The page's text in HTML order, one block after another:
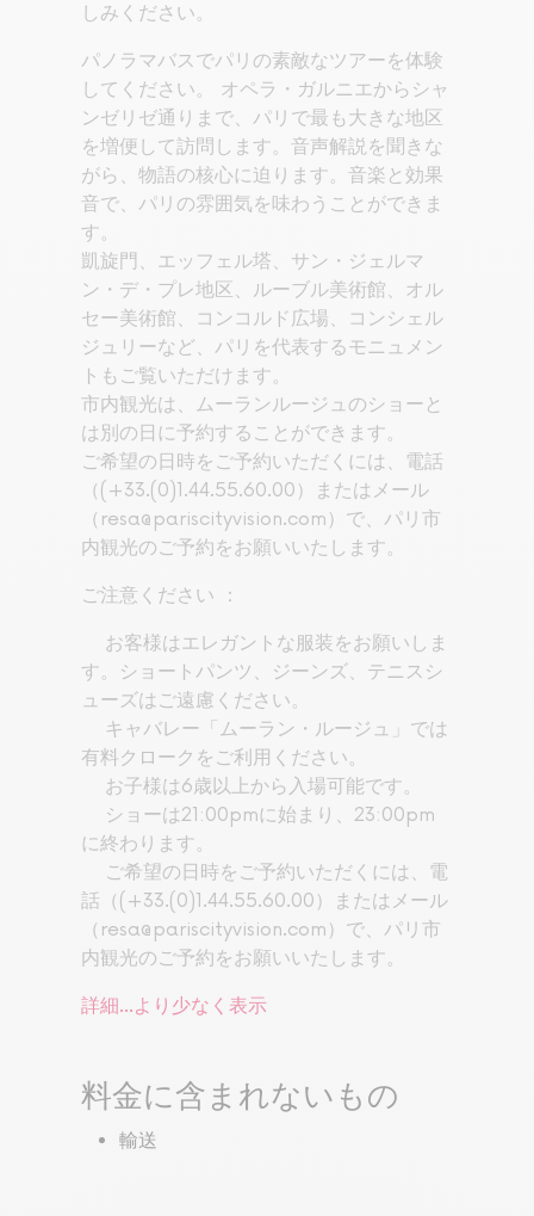
しみください。
パノラマバスでパリの素敵なツアーを体験
してください。 オペラ・ガルニエからシャ
ンゼリゼ通りまで、パリで最も大きな地区
を増便して訪問します。音声解説を聞きな
がら、物語の核心に迫ります。音楽と効果
音で、パリの雰囲気を味わうことができま
す。
凱旋門、エッフェル塔、サン・ジェルマ
ン・デ・プレ地区、ルーブル美術館、オル
セー美術館、コンコルド広場、コンシェル
ジュリーなど、パリを代表するモニュメン
トもご覧いただけます。
市内観光は、ムーランルージュのショーと
は別の日に予約することができます。
ご希望の日時をご予約いただくには、電話
（(+33.(0)1.44.55.60.00）またはメール
（ resa@pariscityvision.com ）で、パリ市
内観光のご予約をお願いいたします。
ご注意ください ：
お客様はエレガントな服装をお願いしま
す。ショートパンツ、ジーンズ、テニスシ
ューズはご遠慮ください。
キャバレー「ムーラン・ルージュ」では
有料クロークをご利用ください。
お子様は6歳以上から入場可能です。
ショーは21:00pmに始まり、23:00pm
に終わります。
ご希望の日時をご予約いただくには、電
話（(+33.(0)1.44.55.60.00）またはメール
（ resa@pariscityvision.com ）で、パリ市
内観光のご予約をお願いいたします。
詳細...より少なく表示
料金に含まれないもの
輸送